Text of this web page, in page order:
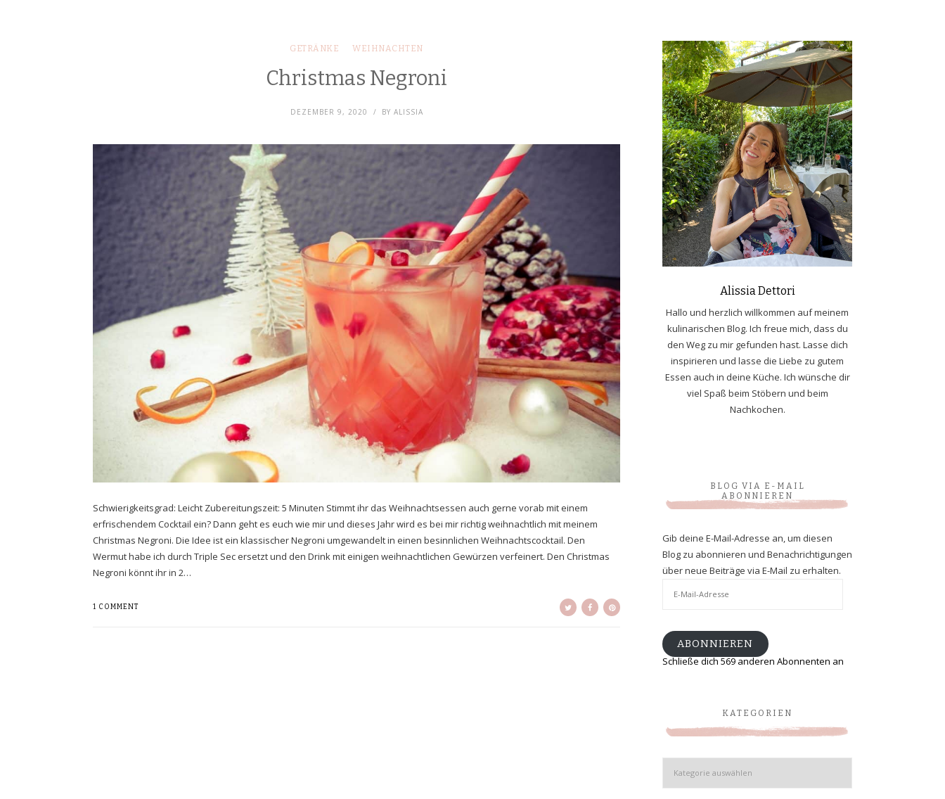
GETRÄNKE WEIHNACHTEN
Christmas Negroni
DEZEMBER 9, 2020 BY ALISSIA
Schwierigkeitsgrad: Leicht Zubereitungszeit: 5 Minuten Stimmt ihr das Weihnachtsessen auch gerne vorab mit einem
erfrischendem Cocktail ein? Dann geht es euch wie mir und dieses Jahr wird es bei mir richtig weihnachtlich mit meinem
Christmas Negroni. Die Idee ist ein klassischer Negroni umgewandelt in einen besinnlichen Weihnachtscocktail. Den
Wermut habe ich durch Triple Sec ersetzt und den Drink mit einigen weihnachtlichen Gewürzen verfeinert. Den Christmas
Negroni könnt ihr in 2…
1 COMMENT
Alissia Dettori
Hallo und herzlich willkommen auf meinem
kulinarischen Blog. Ich freue mich, dass du
den Weg zu mir gefunden hast. Lasse dich
inspirieren und lasse die Liebe zu gutem
Essen auch in deine Küche. Ich wünsche dir
viel Spaß beim Stöbern und beim
Nachkochen.
BLOG VIA E-MAIL
ABONNIEREN
Gib deine E-Mail-Adresse an, um diesen
Blog zu abonnieren und Benachrichtigungen
über neue Beiträge via E-Mail zu erhalten.
ABONNIEREN
Schließe dich 569 anderen Abonnenten an
KATEGORIEN
Kategorien